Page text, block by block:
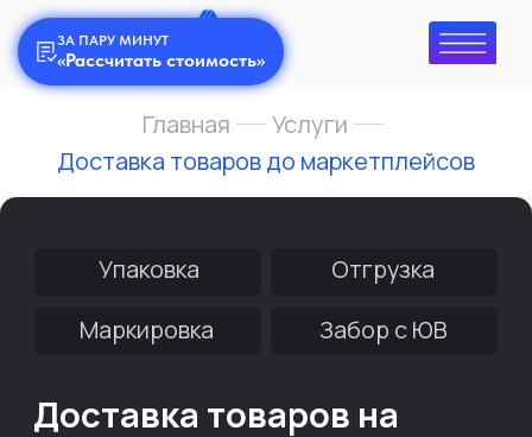
ЗА ПАРУ МИНУТ
«Рассчитать стоимость»
Главная
Услуги
Доставка товаров до маркетплейсов
Упаковка
склад Яндекс Маркета
Отгрузка
WMS система складского учета с ЛК